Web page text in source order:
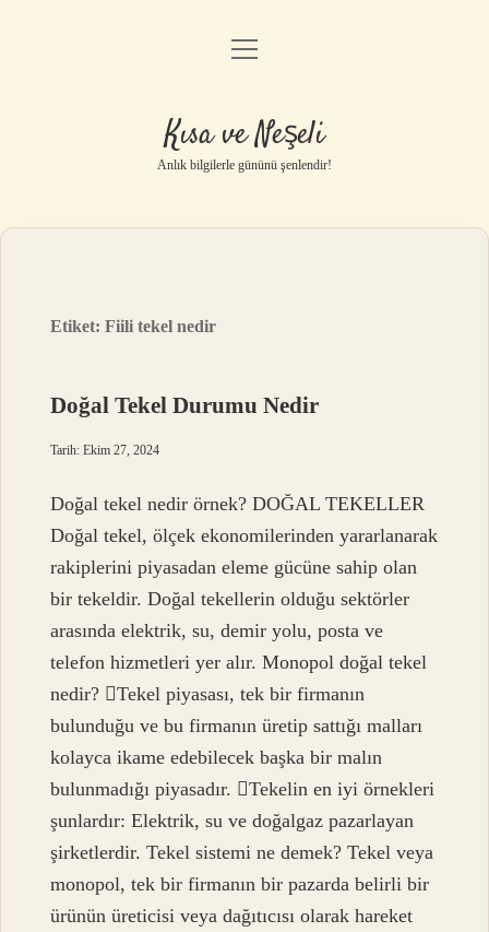
Anasayfa
Yasal Uyarı
menüyü
Kısa ve Neşeli
Anlık bilgilerle gününü şenlendir!
Etiket:Fiili tekel nedir
Doğal Tekel Durumu Nedir
Tarih: Ekim 27, 2024
Doğal tekel nedir örnek? DOĞAL TEKELLER
Doğal tekel, ölçek ekonomilerinden yararlanarak
rakiplerini piyasadan eleme gücüne sahip olan
bir tekeldir. Doğal tekellerin olduğu sektörler
arasında elektrik, su, demir yolu, posta ve
telefon hizmetleri yer alır. Monopol doğal tekel
nedir? Tekel piyasası, tek bir firmanın
bulunduğu ve bu firmanın üretip sattığı malları
kolayca ikame edebilecek başka bir malın
bulunmadığı piyasadır. Tekelin en iyi örnekleri
şunlardır: Elektrik, su ve doğalgaz pazarlayan
şirketlerdir. Tekel sistemi ne demek? Tekel veya
monopol, tek bir firmanın bir pazarda belirli bir
ürünün üreticisi veya dağıtıcısı olarak hareket